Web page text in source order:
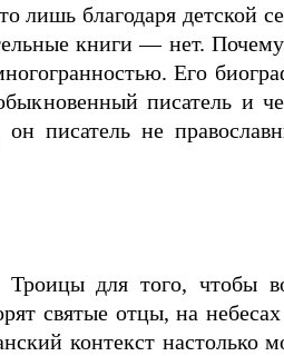
лишь благодаря
книги — нет.
Его
писатель и
писатель не
для того, чтобы
святые отцы, на
контекст